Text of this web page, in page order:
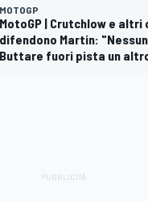
MOTOGP
MotoGP | Crutchlow e altri
difendono Martin:
Buttare fuori pista un